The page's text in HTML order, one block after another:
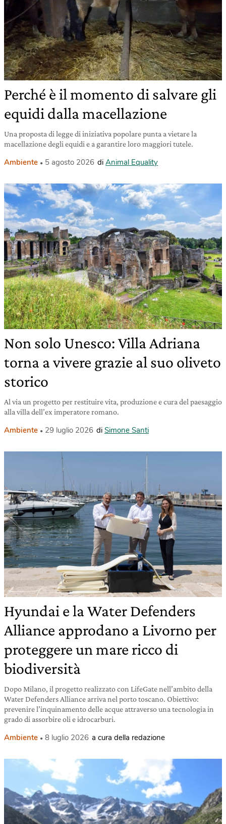
Perché è il momento di salvare gli
equidi dalla macellazione
Una proposta di legge di iniziativa popolare punta a vietare la
macellazione degli equidi e a garantire loro maggiori tutele.
Ambiente 5 agosto 2026 di Animal Equality
Non solo Unesco: Villa Adriana
torna a vivere grazie al suo oliveto
storico
Al via un progetto per restituire vita, produzione e cura del paesaggio
alla villa dell’ex imperatore romano.
Ambiente 29 luglio 2026 di Simone Santi
Hyundai e la Water Defenders
Alliance approdano a Livorno per
proteggere un mare ricco di
biodiversità
Dopo Milano, il progetto realizzato con LifeGate nell’ambito della
Water Defenders Alliance arriva nel porto toscano. Obiettivo:
prevenire l’inquinamento delle acque attraverso una tecnologia in
grado di assorbire oli e idrocarburi.
Ambiente 8 luglio 2026 a cura della redazione